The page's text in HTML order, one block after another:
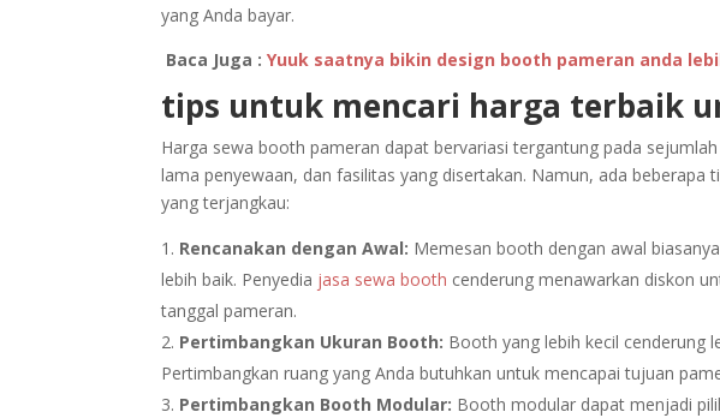
yang Anda bayar.
Baca Juga :Yuuk saatnya bikin design booth pameran anda
tips untuk mencari harga terbaik
Harga sewa booth pameran dapat bervariasi tergantung pada
lama penyewaan, dan fasilitas yang disertakan. Namun, ada
yang terjangkau:
Rencanakan dengan Awal: Memesan booth dengan awal
lebih baik. Penyedia jasa sewa booth cenderung menawarkan diskon
tanggal pameran.
Pertimbangkan Ukuran Booth: Booth yang lebih kecil cenderung
Pertimbangkan ruang yang Anda butuhkan untuk mencapai tujuan
Pertimbangkan Booth Modular: Booth modular dapat menjadi